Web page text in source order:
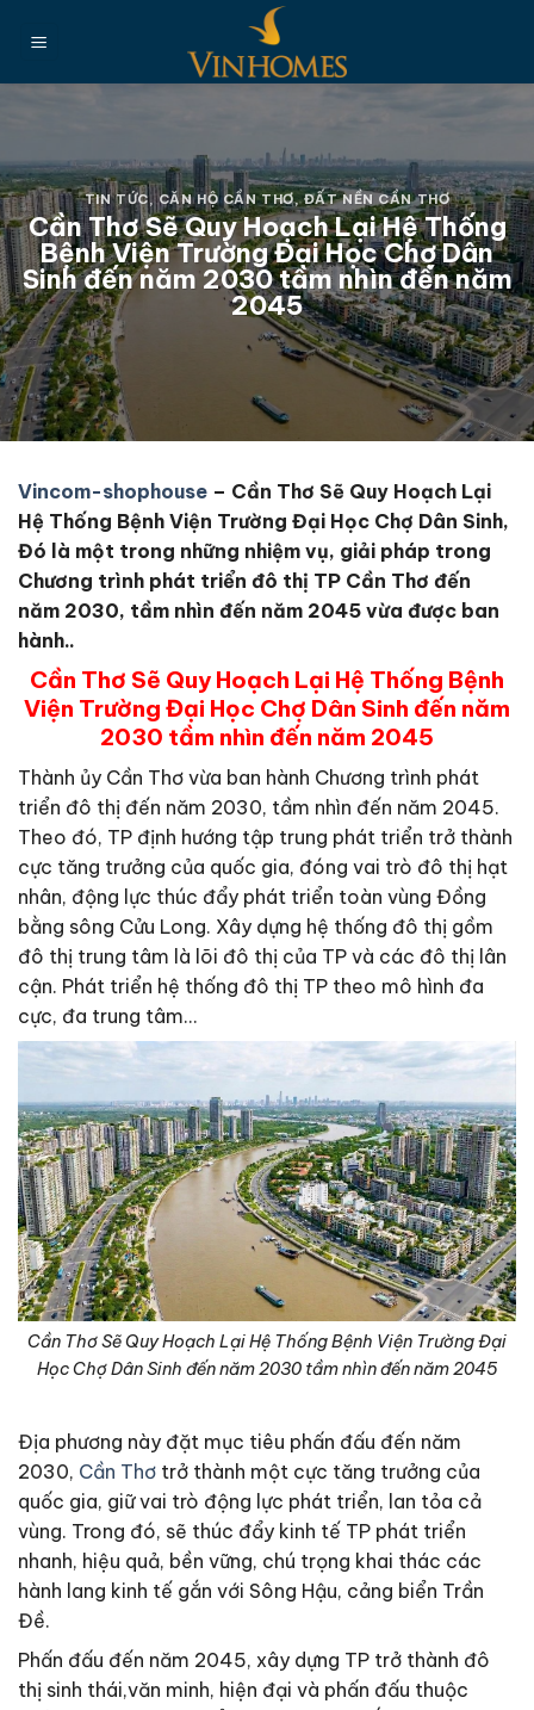
đến
TIN TỨC,CĂN HỘ CẦN THƠ,ĐẤT NỀN CẦN THƠ
Cần Thơ Sẽ Quy Hoạch Lại Hệ Thống
Bệnh Viện Trường Đại Học Chợ Dân
Sinh đến năm 2030 tầm nhìn đến năm
2045
Vincom-shophouse – Cần Thơ Sẽ Quy Hoạch Lại
Hệ Thống Bệnh Viện Trường Đại Học Chợ Dân Sinh,
Đó là một trong những nhiệm vụ, giải pháp trong
Chương trình phát triển đô thị TP Cần Thơ đến
năm 2030, tầm nhìn đến năm 2045 vừa được ban
hành..
Cần Thơ Sẽ Quy Hoạch Lại Hệ Thống Bệnh
Viện Trường Đại Học Chợ Dân Sinh đến năm
2030 tầm nhìn đến năm 2045
Thành ủy Cần Thơ vừa ban hành Chương trình phát
triển đô thị đến năm 2030, tầm nhìn đến năm 2045.
Theo đó, TP định hướng tập trung phát triển trở thành
cực tăng trưởng của quốc gia, đóng vai trò đô thị hạt
nhân, động lực thúc đẩy phát triển toàn vùng Đồng
bằng sông Cửu Long. Xây dựng hệ thống đô thị gồm
đô thị trung tâm là lõi đô thị của TP và các đô thị lân
cận. Phát triển hệ thống đô thị TP theo mô hình đa
cực, đa trung tâm…
Cần Thơ Sẽ Quy Hoạch Lại Hệ Thống Bệnh Viện Trường Đại
Học Chợ Dân Sinh đến năm 2030 tầm nhìn đến năm 2045
Địa phương này đặt mục tiêu phấn đấu đến năm
2030, Cần Thơ trở thành một cực tăng trưởng của
quốc gia, giữ vai trò động lực phát triển, lan tỏa cả
vùng. Trong đó, sẽ thúc đẩy kinh tế TP phát triển
nhanh, hiệu quả, bền vững, chú trọng khai thác các
hành lang kinh tế gắn với Sông Hậu, cảng biển Trần
Đề.
Phấn đấu đến năm 2045, xây dựng TP trở thành đô
thị sinh thái,văn minh, hiện đại và phấn đấu thuộc